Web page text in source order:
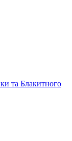
та Блакитного